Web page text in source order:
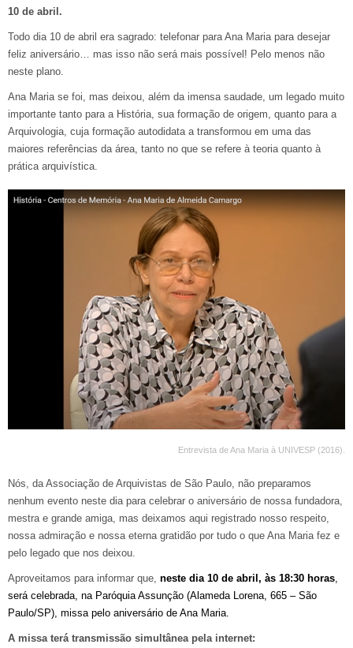
10 de abril.
Todo dia 10 de abril era sagrado: telefonar para Ana Maria para desejar
feliz aniversário… mas isso não será mais possível! Pelo menos não
neste plano.
Ana Maria se foi, mas deixou, além da imensa saudade, um legado muito
importante tanto para a História, sua formação de origem, quanto para a
Arquivologia, cuja formação autodidata a transformou em uma das
maiores referências da área, tanto no que se refere à teoria quanto à
prática arquivística.
Entrevista de Ana Maria à UNIVESP (2016).
Nós, da Associação de Arquivistas de São Paulo, não preparamos
nenhum evento neste dia para celebrar o aniversário de nossa fundadora,
mestra e grande amiga, mas deixamos aqui registrado nosso respeito,
nossa admiração e nossa eterna gratidão por tudo o que Ana Maria fez e
pelo legado que nos deixou.
Aproveitamos para informar que, neste dia 10 de abril, às 18:30 horas,
será celebrada, na Paróquia Assunção (Alameda Lorena, 665 – São
Paulo/SP), missa pelo aniversário de Ana Maria.
A missa terá transmissão simultânea pela internet: